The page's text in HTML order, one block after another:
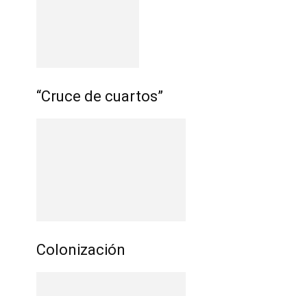
“Cruce de cuartos”
Colonización